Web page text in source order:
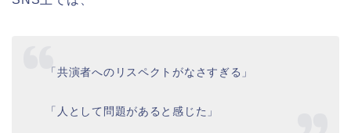
「共演者へのリスペクトがなさすぎる」
「人として問題があると感じた」